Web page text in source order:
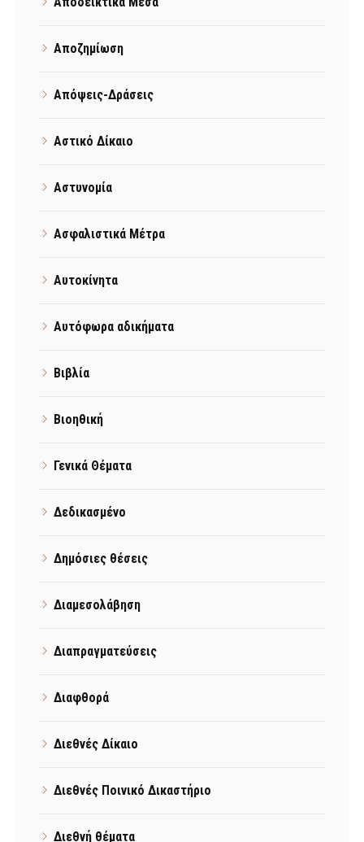
Αποζημίωση
Απόψεις-Δράσεις
Αστικό Δίκαιο
Αστυνομία
Ασφαλιστικά Μέτρα
Αυτοκίνητα
Αυτόφωρα αδικήματα
Βιβλία
Βιοηθική
Γενικά Θέματα
Δεδικασμένο
Δημόσιες θέσεις
Διαμεσολάβηση
Διαπραγματεύσεις
Διαφθορά
Διεθνές Δίκαιο
Διεθνές Ποινικό Δικαστήριο
Διεθνή θέματα